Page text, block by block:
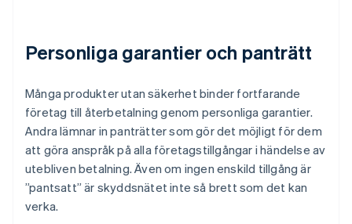
Personliga garantier och panträtt
Många produkter utan säkerhet binder fortfarande
företag till återbetalning genom personliga garantier.
Andra lämnar in panträtter som gör det möjligt för dem
att göra anspråk på alla företagstillgångar i händelse av
utebliven betalning. Även om ingen enskild tillgång är
”pantsatt” är skyddsnätet inte så brett som det kan
verka.